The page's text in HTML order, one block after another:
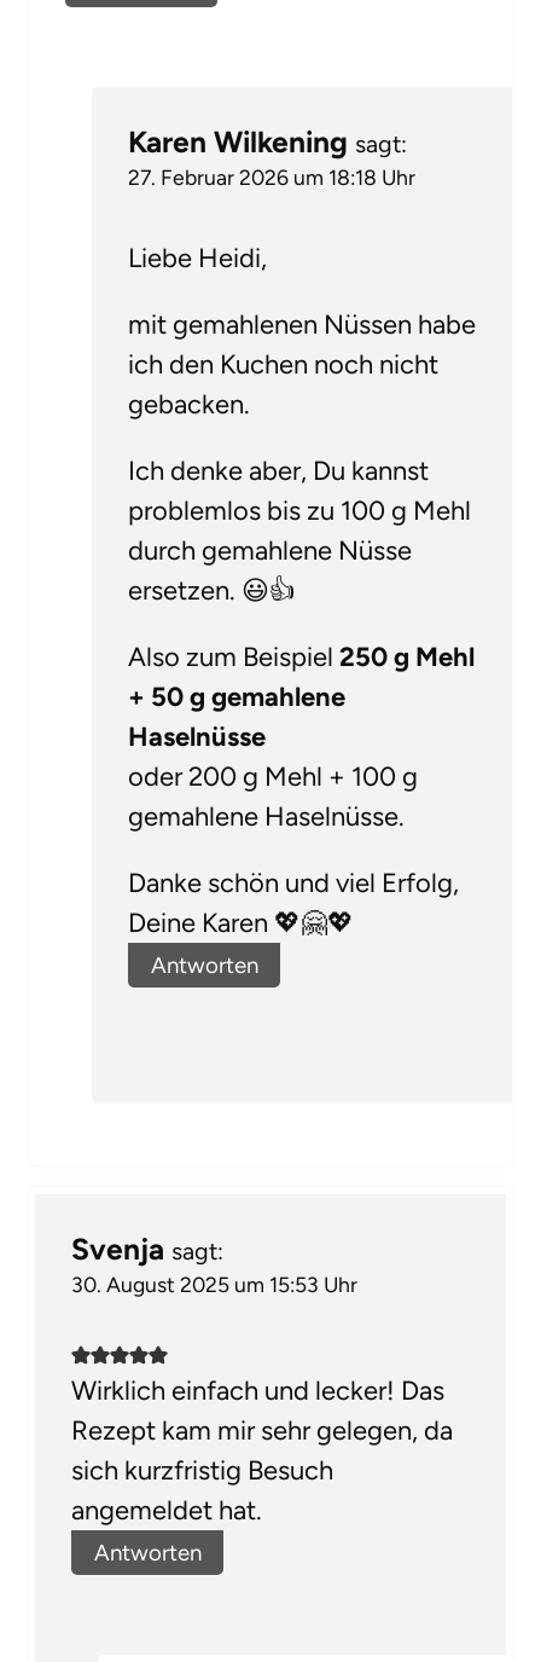
Karen Wilkening sagt:
27. Februar 2026 um 18:18 Uhr
Liebe Heidi,
mit gemahlenen Nüssen habe
ich den Kuchen noch nicht
gebacken.
Ich denke aber, Du kannst
problemlos bis zu 100 g Mehl
durch gemahlene Nüsse
ersetzen. 😃👍
Also zum Beispiel 250 g Mehl
+ 50 g gemahlene
Haselnüsse
oder 200 g Mehl + 100 g
gemahlene Haselnüsse.
Danke schön und viel Erfolg,
Deine Karen 💖🤗💖
Antworten
Svenja sagt:
30. August 2025 um 15:53 Uhr
Wirklich einfach und lecker! Das
Rezept kam mir sehr gelegen, da
sich kurzfristig Besuch
angemeldet hat.
Antworten